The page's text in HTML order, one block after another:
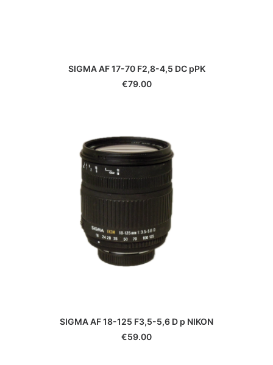
SIGMA AF 17-70 F2,8-4,5 DC pPK
€79.00
SIGMA AF 18-125 F3,5-5,6 D p NIKON
€59.00